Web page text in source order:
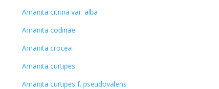
Amanita citrina var. alba
Amanita codinae
Amanita crocea
Amanita curtipes
Amanita curtipes f. pseudovalens